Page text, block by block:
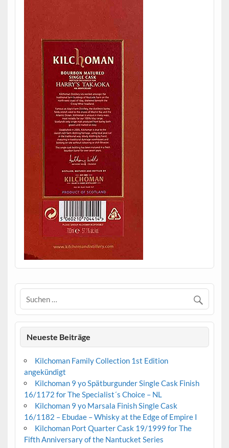
Neueste Beiträge
Kilchoman Family Collection 1st Edition
angekündigt
Kilchoman 9 yo Spätburgunder Single Cask Finish
16/1172 for The Specialist´s Choice – NL
Kilchoman 9 yo Marsala Finish Single Cask
16/1182 – Ebudae – Whisky at the Edge of Empire I
Kilchoman Port Quarter Cask 19/1999 for The
Fifth Anniversary of the Nantucket Series